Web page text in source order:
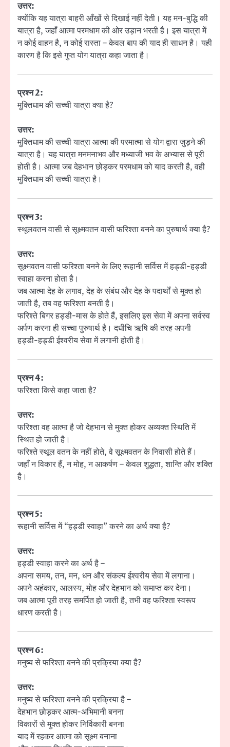
उत्तर:
क्योंकि यह यात्रा बाहरी आँखों से दिखाई नहीं देती। यह मन-बुद्धि की
यात्रा है, जहाँ आत्मा परमधाम की ओर उड़ान भरती है। इस यात्रा में
न कोई वाहन है, न कोई रास्ता – केवल बाप की याद ही साधन है। यही
कारण है कि इसे गुप्त योग यात्रा कहा जाता है।
प्रश्न 2:
मुक्तिधाम की सच्ची यात्रा क्या है?
उत्तर:
मुक्तिधाम की सच्ची यात्रा आत्मा की परमात्मा से योग द्वारा जुड़ने की
यात्रा है। यह यात्रा मनमनाभव और मध्याजी भव के अभ्यास से पूरी
होती है। आत्मा जब देहभान छोड़कर परमधाम को याद करती है, वही
मुक्तिधाम की सच्ची यात्रा है।
प्रश्न 3:
स्थूलवतन वासी से सूक्ष्मवतन वासी फरिश्ता बनने का पुरुषार्थ क्या है?
उत्तर:
सूक्ष्मवतन वासी फरिश्ता बनने के लिए रूहानी सर्विस में हड्डी-हड्डी
स्वाहा करना होता है।
जब आत्मा देह के लगाव, देह के संबंध और देह के पदार्थों से मुक्त हो
जाती है, तब वह फरिश्ता बनती है।
फरिश्ते बिगर हड्डी-मास के होते हैं, इसलिए इस सेवा में अपना सर्वस्व
अर्पण करना ही सच्चा पुरुषार्थ है। दधीचि ऋषि की तरह अपनी
हड्डी-हड्डी ईश्वरीय सेवा में लगानी होती है।
प्रश्न 4:
फरिश्ता किसे कहा जाता है?
उत्तर:
फरिश्ता वह आत्मा है जो देहभान से मुक्त होकर अव्यक्त स्थिति में
स्थित हो जाती है।
फरिश्ते स्थूल वतन के नहीं होते, वे सूक्ष्मवतन के निवासी होते हैं।
जहाँ न विकार हैं, न मोह, न आकर्षण – केवल शुद्धता, शान्ति और शक्ति
है।
प्रश्न 5:
रूहानी सर्विस में “हड्डी स्वाहा” करने का अर्थ क्या है?
उत्तर:
हड्डी स्वाहा करने का अर्थ है –
अपना समय, तन, मन, धन और संकल्प ईश्वरीय सेवा में लगाना।
अपने अहंकार, आलस्य, मोह और देहभान को समाप्त कर देना।
जब आत्मा पूरी तरह समर्पित हो जाती है, तभी वह फरिश्ता स्वरूप
धारण करती है।
प्रश्न 6:
मनुष्य से फरिश्ता बनने की प्रक्रिया क्या है?
उत्तर:
मनुष्य से फरिश्ता बनने की प्रक्रिया है –
देहभान छोड़कर आत्म-अभिमानी बनना
विकारों से मुक्त होकर निर्विकारी बनना
याद में रहकर आत्मा को सूक्ष्म बनाना